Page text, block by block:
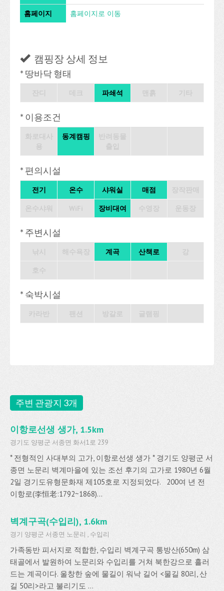
홈페이지 홈페이지로 이동
캠핑장 상세 정보
* 땅바닥 형태
파쇄석
* 이용조건
동계캠핑
* 편의시설
전기 온수 샤워실 매점
장비대여
* 주변시설
계곡 산책로
* 숙박시설
주변 관광지 3개
이항로선생 생가, 1.5km
경기도 양평군 서종면 화서1로 239
* 전형적인 사대부의 고가, 이항로선생 생가 * 경기도 양평군 서
종면 노문리 벽계마을에 있는 조선 후기의 고가로 1980년 6월
2일 경기도유형문화재 제105호로 지정되었다. 200여 년 전
이항로(李恒老:1792~1868)...
벽계구곡(수입리), 1.6km
경기 양평군 서종면 노문리 , 수입리
가족동반 피서지로 적합한, 수입리 벽계구곡 통방산(650m) 삼
태골에서 발원하여 노문리와 수입리를 거쳐 북한강으로 흘러
드는 계곡이다. 울창한 숲에 물길이 워낙 길어 <물길 80리, 산
길 50리>라고 불리기도 ...